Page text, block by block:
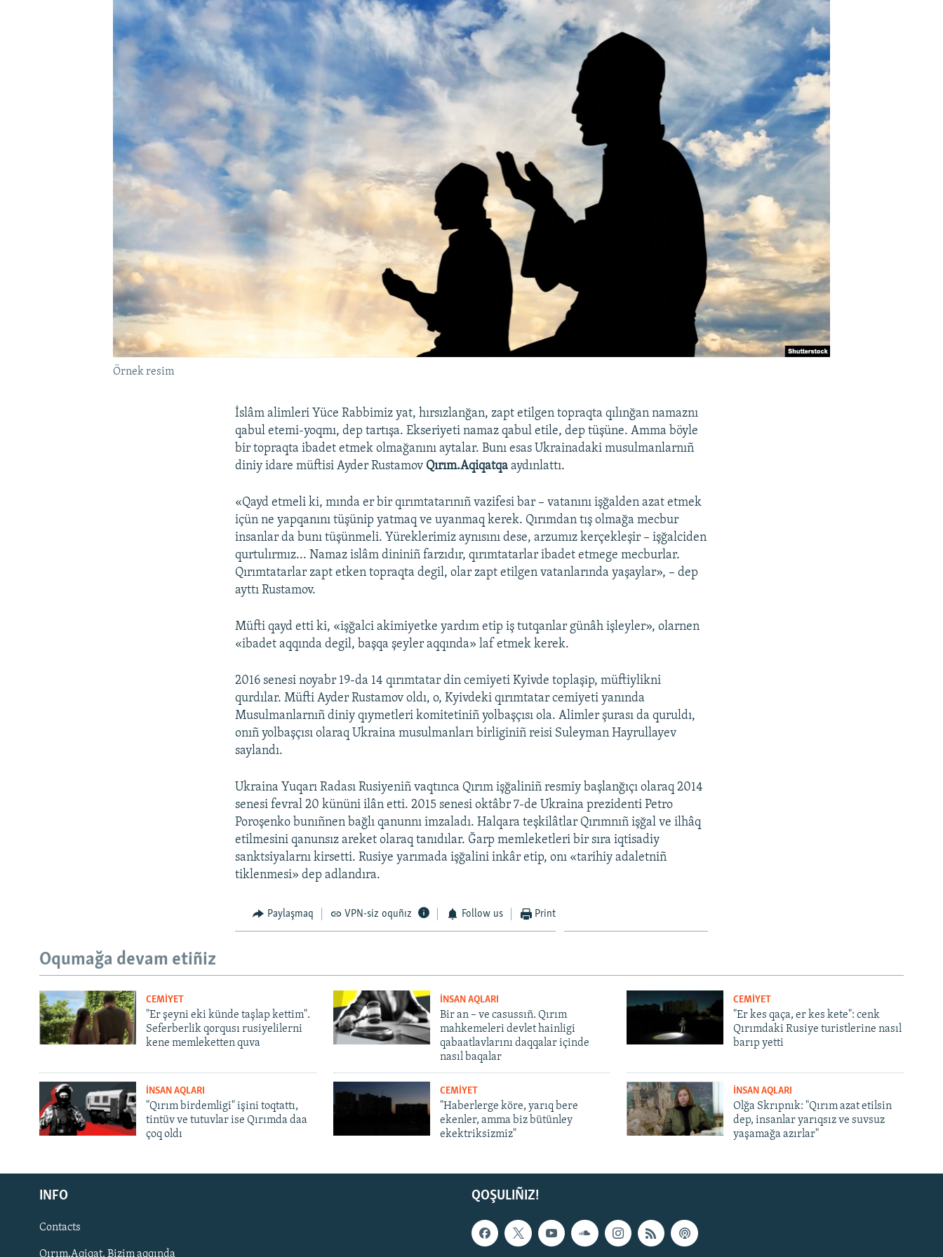
Русский
Українською
QOŞULIÑIZ!
Örnek resim
İslâm alimleri Yüce Rabbimiz yat, hırsızlanğan, zapt etilgen topraqta qılınğan namaznı
qabul etemi-yoqmı, dep tartışa. Ekseriyeti namaz qabul etile, dep tüşüne. Amma böyle
bir topraqta ibadet etmek olmağanını aytalar. Bunı esas Ukrainadaki musulmanlarnıñ
diniy idare müftisi Ayder Rustamov Qırım.Aqiqatqa aydınlattı.
«Qayd etmeli ki, mında er bir qırımtatarınıñ vazifesi bar – vatanını işğalden azat etmek
içün ne yapqanını tüşünip yatmaq ve uyanmaq kerek. Qırımdan tış olmağa mecbur
insanlar da bunı tüşünmeli. Yüreklerimiz aynısını dese, arzumız kerçekleşir – işğalciden
qurtulırmız... Namaz islâm dininiñ farzıdır, qırımtatarlar ibadet etmege mecburlar.
Qırımtatarlar zapt etken topraqta degil, olar zapt etilgen vatanlarında yaşaylar», – dep
ayttı Rustamov.
Müfti qayd etti ki, «işğalci akimiyetke yardım etip iş tutqanlar günâh işleyler», olarnen
«ibadet aqqında degil, başqa şeyler aqqında» laf etmek kerek.
2016 senesi noyabr 19-da 14 qırımtatar din cemiyeti Kyivde toplaşіp, müftiylikni
qurdılar. Müfti Ayder Rustamov oldı, o, Kyivdeki qırımtatar cemiyeti yanında
Musulmanlarnıñ diniy qıymetleri komitetiniñ yolbaşçısı ola. Alimler şurası da quruldı,
onıñ yolbaşçısı olaraq Ukraina musulmanları birliginiñ reisi Suleyman Hayrullayev
saylandı.
Ukraina Yuqarı Radası Rusiyeniñ vaqtınca Qırım işğaliniñ resmiy başlanğıçı olaraq 2014
senesi fevral 20 kününi ilân etti. 2015 senesi oktâbr 7-de Ukraina prezidenti Petro
Poroşenko bunıñnen bağlı qanunnı imzaladı. Halqara teşkilâtlar Qırımnıñ işğal ve ilhâq
etilmesini qanunsız areket olaraq tanıdılar. Ğarp memleketleri bir sıra iqtisadiy
sanktsiyalarnı kirsetti. Rusiye yarımada işğalini inkâr etip, onı «tarihiy adaletniñ
tiklenmesi» dep adlandıra.
Paylaşmaq VPN-siz oquñız Follow us Print
Oqumağa devam etiñiz
CEMİYET
"Er şeyni eki künde taşlap kettim".
Seferberlik qorqusı rusiyelilerni
kene memleketten quva
İNSAN AQLARI
Bir an – ve casussıñ. Qırım
mahkemeleri devlet hainligi
qabaatlavlarını daqqalar içinde
nasıl baqalar
CEMİYET
"Er kes qaça, er kes kete": cenk
Qırımdaki Rusiye turistlerine nasıl
barıp yetti
İNSAN AQLARI
"Qırım birdemligi" işini toqtattı,
tintüv ve tutuvlar ise Qırımda daa
çoq oldı
CEMİYET
"Haberlerge köre, yarıq bere
ekenler, amma biz bütünley
ekektriksizmiz"
İNSAN AQLARI
Olğa Skrıpnık: "Qırım azat etilsin
dep, insanlar yarıqsız ve suvsuz
yaşamağa azırlar"
QOŞULIÑIZ!
INFO
Contacts
Qırım.Aqiqat. Bizim aqqında